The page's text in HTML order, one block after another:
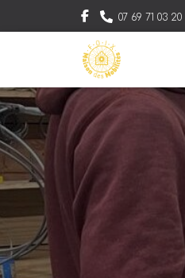
07 69 71 03 20